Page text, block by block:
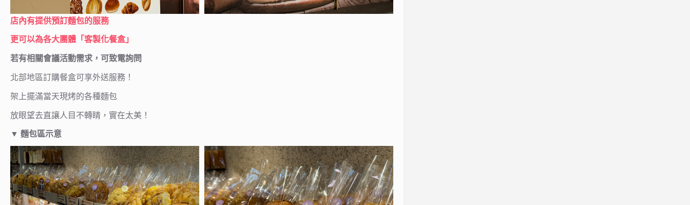
店內有提供預訂麵包的服務
更可以為各大團體「客製化餐盒」
若有相關會議活動需求，可致電詢問
北部地區訂購餐盒可享外送服務！
架上擺滿當天現烤的各種麵包
放眼望去直讓人目不轉睛，實在太美！
▼ 麵包區示意